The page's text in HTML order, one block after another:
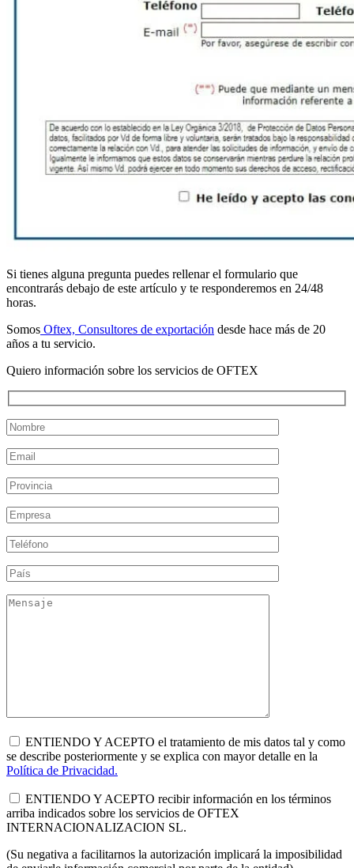
Si tienes alguna pregunta puedes rellenar el formulario que
encontrarás debajo de este artículo y te responderemos en 24/48
horas.
Somos Oftex, Consultores de exportación desde hace más de 20
años a tu servicio.
Quiero información sobre los servicios de OFTEX
ENTIENDO Y ACEPTO el tratamiento de mis datos tal y como
se describe posteriormente y se explica con mayor detalle en la
Política de Privacidad.
ENTIENDO Y ACEPTO recibir información en los términos
arriba indicados sobre los servicios de OFTEX
INTERNACIONALIZACION SL.
(Su negativa a facilitarnos la autorización implicará la imposibilidad